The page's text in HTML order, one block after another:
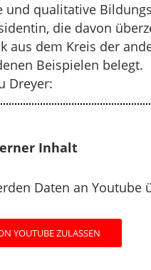
und qualitative
die davon
aus dem Kreis der
Beispielen belegt.
Dreyer:
Inhalt
Daten an Youtube
YOUTUBE ZULASSEN